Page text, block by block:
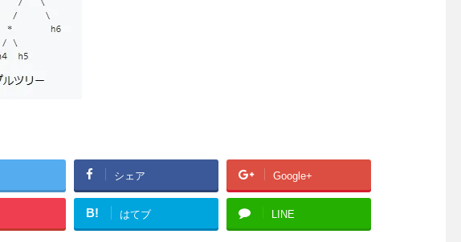
シェア Google+
B! はてブ LINE